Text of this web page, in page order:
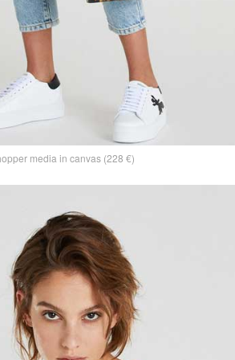
media in canvas (228 €)